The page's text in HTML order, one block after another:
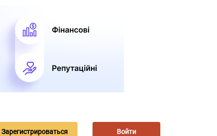
Зарегистрироваться Войти